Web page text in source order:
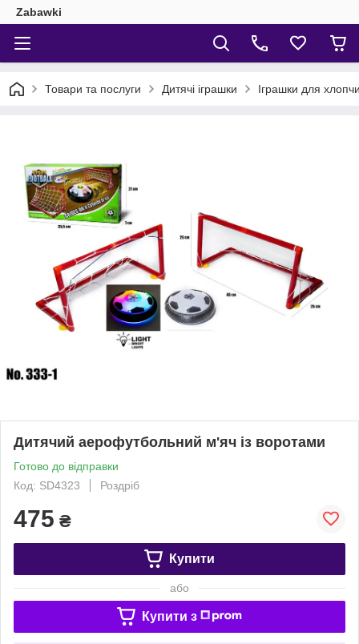
Zabawki
Товари та послуги Дитячі іграшки Іграшки для
Дитячий аерофутбольний м'яч із воротами
Готово до відправки
Код: SD4323
Роздріб
475 ₴
Купити
або
Купити з